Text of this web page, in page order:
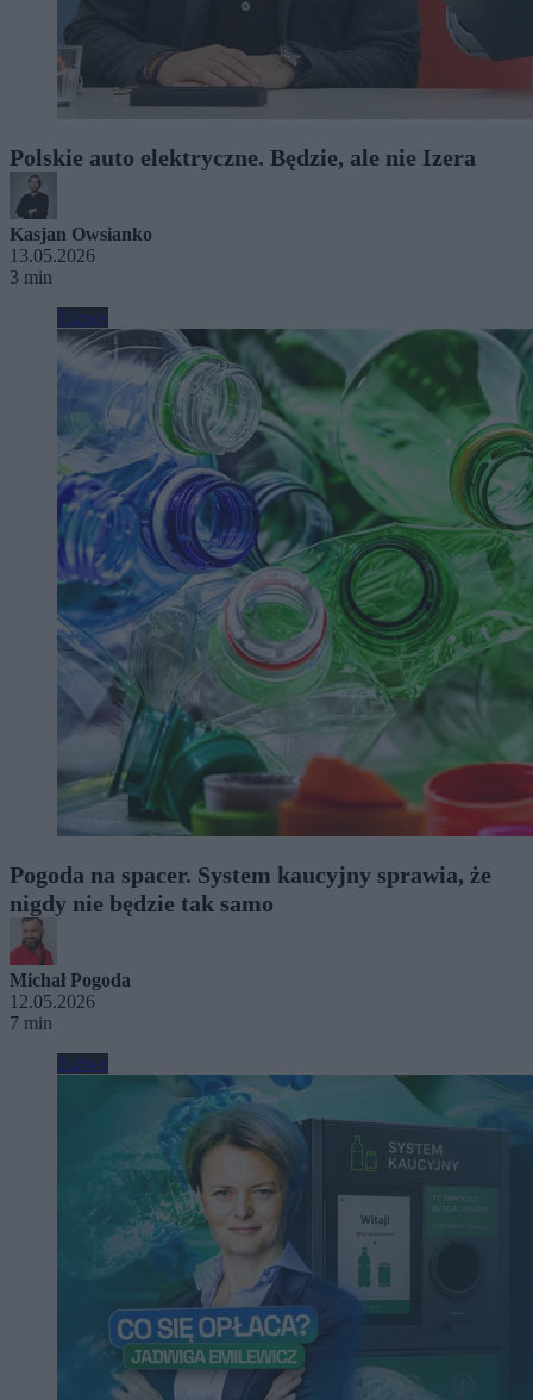
Polskie auto elektryczne. Będzie, ale nie Izera
Kasjan Owsianko
13.05.2026
3 min
Biznes
Pogoda na spacer. System kaucyjny sprawia, że
nigdy nie będzie tak samo
Michał Pogoda
12.05.2026
7 min
Biznes